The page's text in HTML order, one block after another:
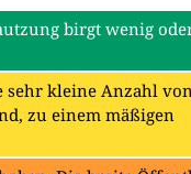
birgt wenig
sehr kleine Anzahl
zu einem mäßigen